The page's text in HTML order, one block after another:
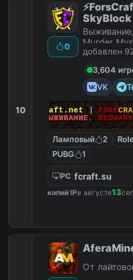
10
0
SkyBlock
Murder
добавлен
3,604
VK
ForsCraft.net FORS
ВЫЖИВАНИЕ, BEDWARS
Ламповый 2
PUBG
1
PC fcraft.su
копий IPв августе13
От